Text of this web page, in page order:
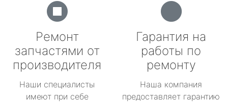
Ремонт
запчастями от
производителя
Наши специалисты
имеют при себе
Гарантия на
работы по
ремонту
Наша компания
предоставляет гарантию